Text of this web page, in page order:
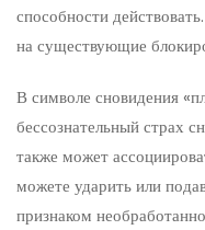
способности
на существующие
В символе сновидения
бессознательный страх
также может
можете ударить или
признаком